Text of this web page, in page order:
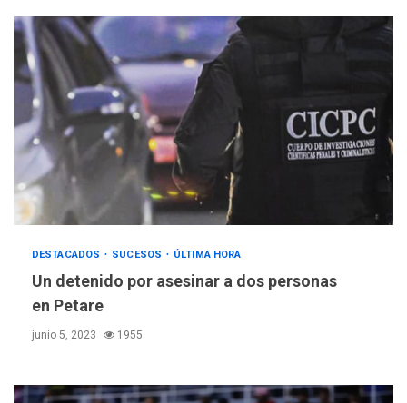
DESTACADOS SUCESOS ÚLTIMA HORA
Un detenido por asesinar a dos personas
en Petare
junio 5, 2023 1955